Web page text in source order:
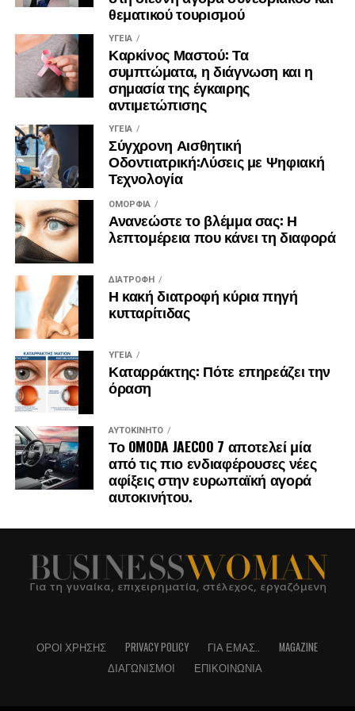
δρόμου προς την κορυφή αλλά η έλλειψη σχεδίου για τα
μετέπειτα βήματα. Δίνοντας μια τελευταία συμβουλή στην
φανταστική Μαρία μας θα της θυμίζαμε ότι μετανιώνουμε
για ότι δεν κάναμε παρά για ότι έχουμε κάνει.
Πηγή του:Γιώργου Σαπροβαλάκη
θεματικού τουρισμού
ΥΓΕΊΑ
Καρκίνος Μαστού: Τα
συμπτώματα, η διάγνωση και η
σημασία της έγκαιρης
αντιμετώπισης
ΥΓΕΊΑ
Σύγχρονη Αισθητική
Οδοντιατρική:Λύσεις με Ψηφιακή
Τεχνολογία
ΟΜΟΡΦΙΆ
Ανανεώστε το βλέμμα σας: Η
λεπτομέρεια που κάνει τη διαφορά
ΔΙΑΤΡΟΦΉ
Η κακή διατροφή κύρια πηγή
κυτταρίτιδας
ΥΓΕΊΑ
Καταρράκτης: Πότε επηρεάζει την
όραση
ΑΥΤΟΚΊΝΗΤΟ
Το OMODA JAECOO 7 αποτελεί μία
από τις πιο ενδιαφέρουσες νέες
αφίξεις στην ευρωπαϊκή αγορά
αυτοκινήτου.
ΌΡΟΙ ΧΡΉΣΗΣ PRIVACY POLICY ΓΙΑ ΕΜΆΣ..
MAGAZINE
ΔΙΑΓΩΝΙΣΜΟΊ
ΕΠΙΚΟΙΝΩΝΊΑ